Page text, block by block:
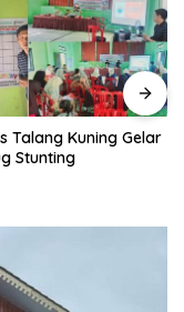
Talang Kuning Gelar
Stunting